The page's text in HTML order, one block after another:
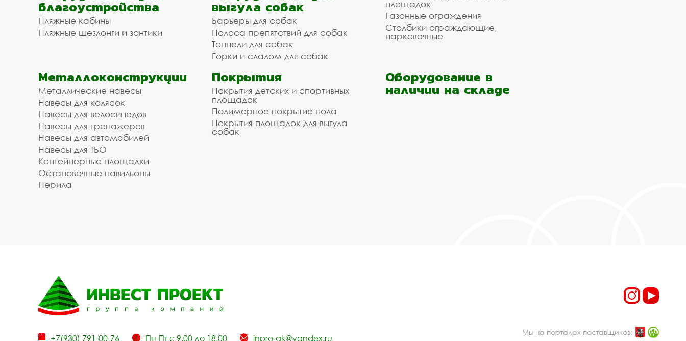
благоустройства
Пляжные кабины
Пляжные шезлонги и зонтики
выгула собак
Барьеры для собак
Полоса препятствий для собак
Тоннели для собак
Горки и слалом для собак
площадок
Газонные ограждения
Столбики ограждающие,
парковочные
Металлоконструкции
Металлические навесы
Навесы для колясок
Навесы для велосипедов
Навесы для тренажеров
Навесы для автомобилей
Навесы для ТБО
Контейнерные площадки
Остановочные павильоны
Перила
Покрытия
Покрытия детских и спортивных
площадок
Полимерное покрытие пола
Покрытия площадок для выгула
собак
Оборудование в
наличии на складе
+7(930) 791-00-76 Пн-Пт с 9.00 до 18.00 inpro-gk@yandex.ru
Мы на порталах поставщиков: